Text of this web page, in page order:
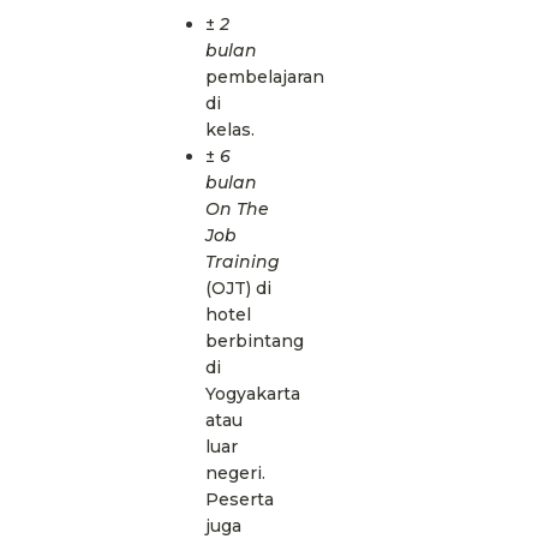
±2
bulan
pembelajaran
di
kelas.
±6
bulan
On The
Job
Training
(OJT) di
hotel
berbintang
di
Yogyakarta
atau
luar
negeri.
Peserta
juga